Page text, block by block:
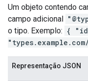
Um objeto contendo
campo adicional
o tipo. Exemplo: {
Representação JSON